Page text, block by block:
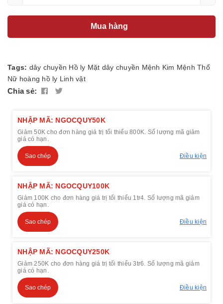
Mua hàng
Tags: dây chuyền Hồ ly Mặt dây chuyền Mệnh Kim Mệnh Thổ
Nữ hoàng hồ ly Linh vật
Chia sẻ:
NHẬP MÃ: NGOCQUY50K
Giảm 50K cho đơn hàng giá trị tối thiểu 800K. Số lượng mã giảm
giá có hạn.
Sao chép Điều kiện
NHẬP MÃ: NGOCQUY100K
Giảm 100K cho đơn hàng giá trị tối thiểu 1tr4. Số lượng mã giảm
giá có hạn.
Sao chép Điều kiện
NHẬP MÃ: NGOCQUY250K
Giảm 250K cho đơn hàng giá trị tối thiểu 3tr6. Số lượng mã giảm
giá có hạn.
Sao chép Điều kiện